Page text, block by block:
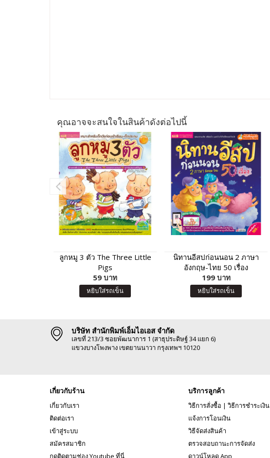
คุณอาจจะสนใจในสินค้าดังต่อไปนี้
ลูกหมู 3 ตัว The Three Little
Pigs
59 บาท
หยิบใส่รถเข็น
นิทานอีสปก่อนนอน 2 ภาษา
อังกฤษ-ไทย 50 เรื่อง
199 บาท
หยิบใส่รถเข็น
บริษัท สำนักพิมพ์เอ็มไอเอส จำกัด
เลขที่ 213/3 ซอยพัฒนาการ 1 (สาธุประดิษฐ์ 34 แยก 6)
แขวงบางโพงพาง เขตยานนาวา กรุงเทพฯ 10120
เกี่ยวกับร้าน
เกี่ยวกับเรา
ติดต่อเรา
เข้าสู่ระบบ
สมัครสมาชิก
กดติดตามช่อง Youtube ที่นี่
บริการลูกค้า
วิธีการสั่งซื้อ | วิธีการชำระเงิน
แจ้งการโอนเงิน
วิธีจัดส่งสินค้า
ตรวจสอบถานะการจัดส่ง
ดาวน์โหลด App